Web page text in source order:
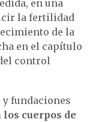
en una
la fertilidad
de la
en el capítulo
control
y fundaciones
cuerpos de